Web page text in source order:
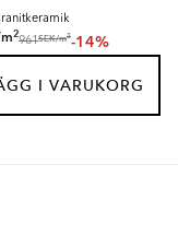
m2
961SEK/m2-14%
I VARUKORG